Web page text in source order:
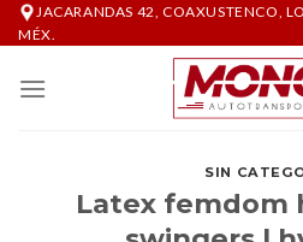
Skip
to
JACARANDAS 42, COAXUSTENCO,
MÉX.
SIN
Latex femdom